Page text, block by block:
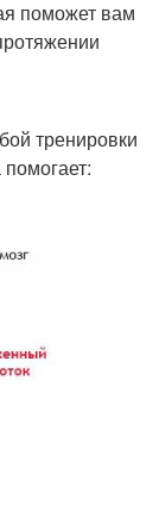
поможет вам
тренировки